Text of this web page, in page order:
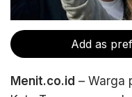
Add as
Menit.co.id – Warga